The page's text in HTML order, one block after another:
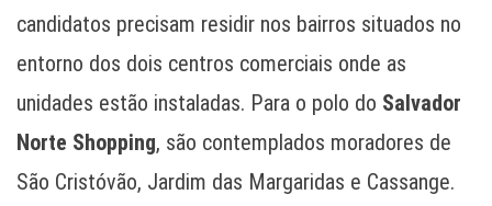
candidatos precisam residir nos bairros situados no
entorno dos dois centros comerciais onde as
unidades estão instaladas. Para o polo do Salvador
Norte Shopping, são contemplados moradores de
São Cristóvão, Jardim das Margaridas e Cassange.